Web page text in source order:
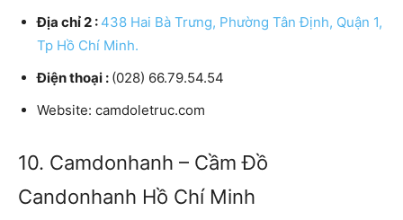
Địa chỉ 2 : 438 Hai Bà Trưng, Phường Tân Định, Quận 1,
Tp Hồ Chí Minh.
Điện thoại : (028) 66.79.54.54
Website: camdoletruc.com
10. Camdonhanh – Cầm Đồ
Candonhanh Hồ Chí Minh